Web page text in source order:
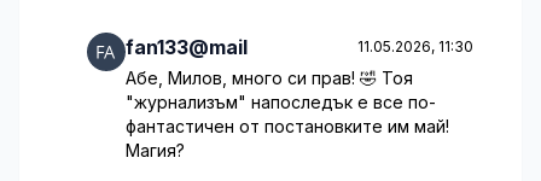
fan133@mail 11.05.2026, 11:30
Абе, Милов, много си прав! 🤣 Тоя
"журнализъм" напоследък е все по-
фантастичен от постановките им май!
Магия?